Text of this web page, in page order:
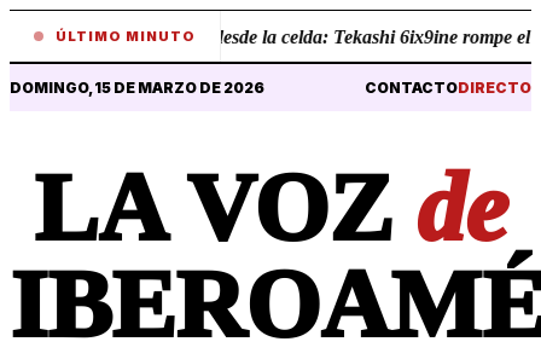
ÚLTIMO MINUTO
• Revelaciones desde la celda: Tekashi 6ix9ine rompe el
DOMINGO, 15 DE MARZO DE 2026 CONTACTODIRECTO
LA VOZ de